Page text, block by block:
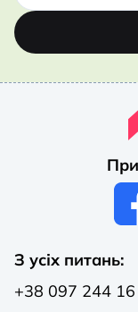
З усіх питань:
+38 097 244